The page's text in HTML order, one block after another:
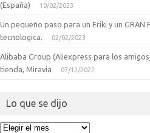
(España)
10/02/2023
Un pequeño paso para un Friki y un GRAN
tecnologica.
02/02/2023
Alibaba Group (Aliexpress para los
tienda, Miravia
07/12/2022
Lo que se dijo
Lo